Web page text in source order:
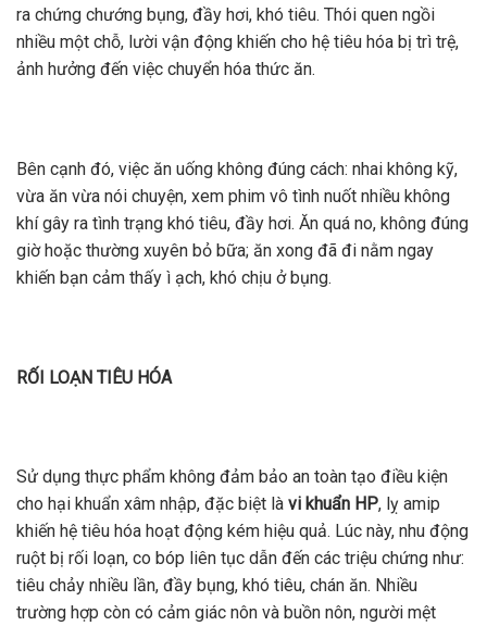
ra chứng chướng bụng, đầy hơi, khó tiêu. Thói quen ngồi
nhiều một chỗ, lười vận động khiến cho hệ tiêu hóa bị trì trệ,
ảnh hưởng đến việc chuyển hóa thức ăn.
Bên cạnh đó, việc ăn uống không đúng cách: nhai không kỹ,
vừa ăn vừa nói chuyện, xem phim vô tình nuốt nhiều không
khí gây ra tình trạng khó tiêu, đầy hơi. Ăn quá no, không đúng
giờ hoặc thường xuyên bỏ bữa; ăn xong đã đi nằm ngay
khiến bạn cảm thấy ì ạch, khó chịu ở bụng.
RỐI LOẠN TIÊU HÓA
Sử dụng thực phẩm không đảm bảo an toàn tạo điều kiện
cho hại khuẩn xâm nhập, đặc biệt là vi khuẩn HP, lỵ amip
khiến hệ tiêu hóa hoạt động kém hiệu quả. Lúc này, nhu động
ruột bị rối loạn, co bóp liên tục dẫn đến các triệu chứng như:
tiêu chảy nhiều lần, đầy bụng, khó tiêu, chán ăn. Nhiều
trường hợp còn có cảm giác nôn và buồn nôn, người mệt